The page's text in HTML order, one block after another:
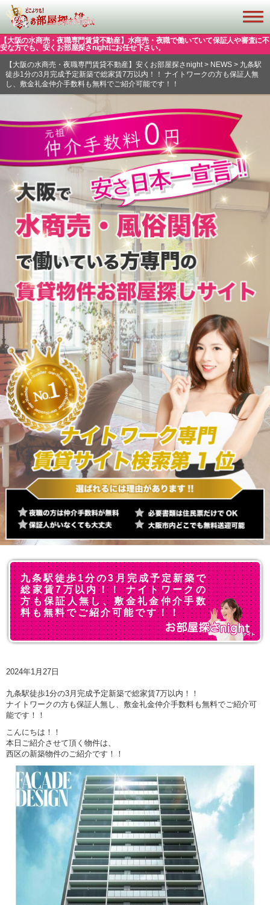
【大阪の水商売・夜職専門賃貸不動産】水商売・夜職で働いていて保証人や審査に不
安な方でも、安くお部屋探さnightにお任せ下さい。
【大阪の水商売・夜職専門賃貸不動産】安くお部屋探さnight> NEWS> 九条駅
徒歩1分の3月完成予定新築で総家賃7万以内！！ ナイトワークの方も保証人無
し、敷金礼金仲介手数料も無料でご紹介可能です！！
九条駅徒歩1分の3月完成予定新築で
総家賃7万以内！！ ナイトワークの
方も保証人無し、敷金礼金仲介手数
料も無料でご紹介可能です！！
2024年1月27日
九条駅徒歩1分の3月完成予定新築で総家賃7万以内！！
ナイトワークの方も保証人無し、敷金礼金仲介手数料も無料でご紹介可
能です！！
こんにちは！！
本日ご紹介させて頂く物件は、
西区の新築物件のご紹介です！！